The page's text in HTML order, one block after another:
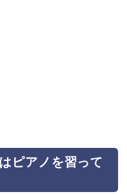
ピアノを習って